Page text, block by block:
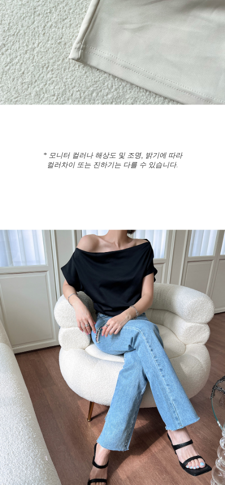
* 모니터 컬러나 해상도 및 조명, 밝기에 따라
컬러차이 또는 진하기는 다를 수 있습니다.